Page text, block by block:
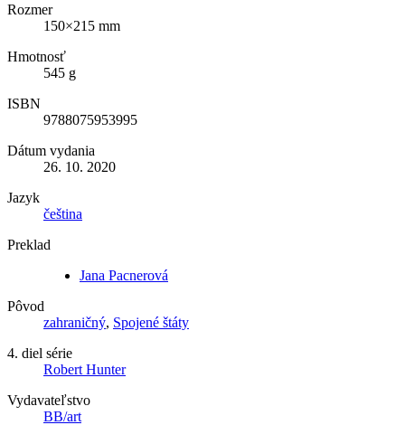
Rozmer
150×215 mm
Hmotnosť
545 g
ISBN
9788075953995
Dátum vydania
26. 10. 2020
Jazyk
čeština
Preklad
Jana Pacnerová
Pôvod
zahraničný, Spojené štáty
4. diel série
Robert Hunter
Vydavateľstvo
BB/art